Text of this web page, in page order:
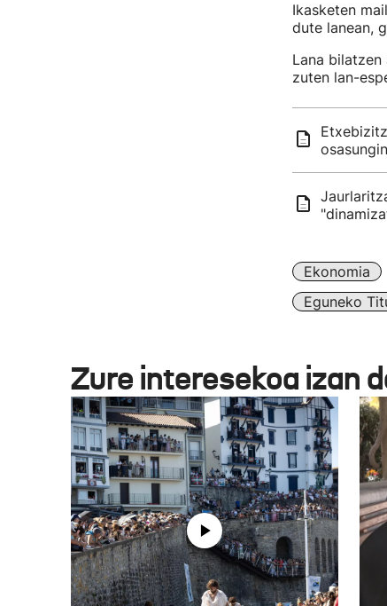
Ikasketen
dute lanean,
Lana
zuten lan-
Ekonomia
Eguneko
Zure interesekoa izan